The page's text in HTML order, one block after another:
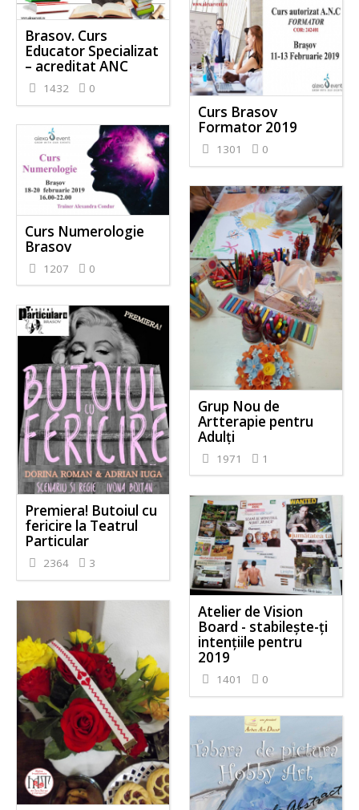
Brasov. Curs
Educator Specializat
– acreditat ANC
1432 0
Curs Brasov
Formator 2019
1301 0
Curs Numerologie
Brasov
1207 0
Grup Nou de
Artterapie pentru
Adulți
1971 1
Premiera! Butoiul cu
fericire la Teatrul
Particular
2364 3
Atelier de Vision
Board - stabileşte-ţi
intenţiile pentru
2019
1401 0